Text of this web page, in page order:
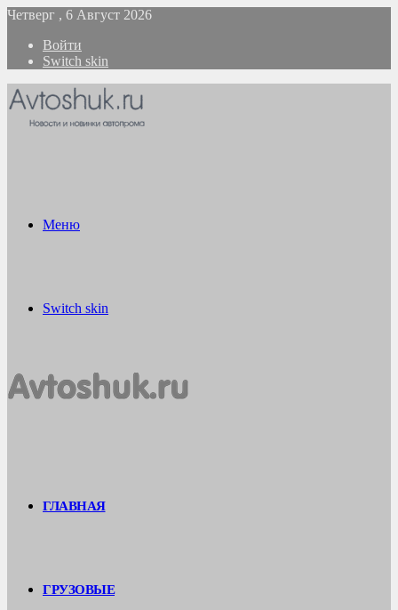
Четверг , 6 Август 2026
Войти
Switch skin
Меню
Switch skin
ГЛАВНАЯ
ГРУЗОВЫЕ